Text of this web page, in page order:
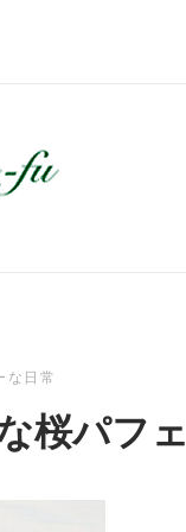
な日常
桜パフェ